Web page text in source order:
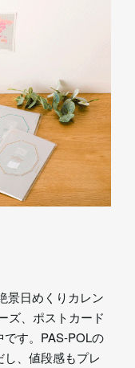
景日めくりカレン
ズ、ポストカード
す。PAS-POLの
、値段感もプレ